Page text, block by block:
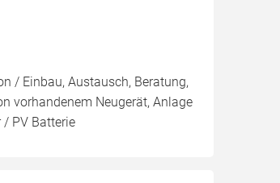
/ Einbau, Austausch, Beratung,
vorhandenem Neugerät, Anlage
PV Batterie